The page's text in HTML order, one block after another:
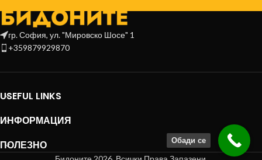
гр. София, ул. "Мировско Шосе" 1
+359879929870
USEFUL LINKS
ИНФОРМАЦИЯ
ПОЛЕЗНО
Обади се